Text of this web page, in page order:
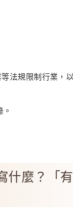
法規限制行業，
什麼？「